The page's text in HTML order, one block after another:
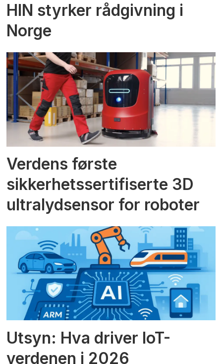
HIN styrker rådgivning i
Norge
Verdens første
sikkerhetssertifiserte 3D
ultralydsensor for roboter
Utsyn: Hva driver IoT-
verdenen i 2026